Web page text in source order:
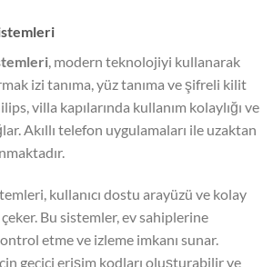
, modern teknolojiyi kullanarak
izi tanıma, yüz tanıma ve şifreli kilit
villa kapılarında kullanım kolaylığı ve
Akıllı telefon uygulamaları ile uzaktan
kullanıcı dostu arayüzü ve kolay
Bu sistemler, ev sahiplerine
etme ve izleme imkanı sunar.
geçici erişim kodları oluşturabilir ve